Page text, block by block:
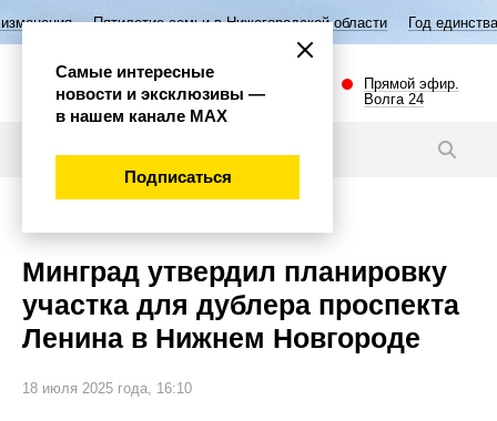
семьи в Нижегородской области Год единства народов
Прямой эфир.
Волга 24
Минград утвердил планировку
участка для дублера проспекта
Ленина в Нижнем Новгороде
18 июля 2025 года, 16:10
Самые интересные
новости и эксклюзивы —
в нашем канале МАХ
Подписаться